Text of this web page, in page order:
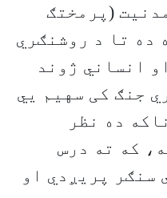
(پرمختګ
ده تا د روشنګري
انساني ژوند
جنګ کی سهیم يي
ده نظر
که ته درس
سنګر پریږدي او